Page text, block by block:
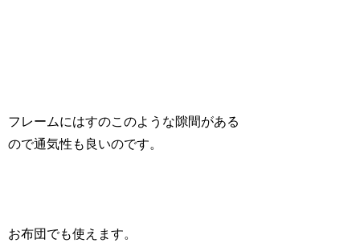
フレームにはすのこのような隙間がある
ので通気性も良いのです。
お布団でも使えます。